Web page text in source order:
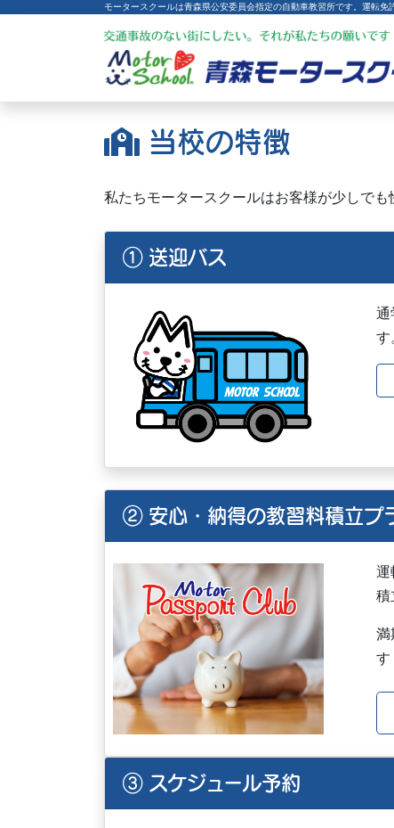
モータースクールは青森県公安委員会指定の自動車教習所です。 運転免
当校の特徴
私たちモータースクールはお客様が少しで
① 送迎バス
通
す
② 安心・納得の教習料積立プ
運
積
満
す
③ スケジュール予約